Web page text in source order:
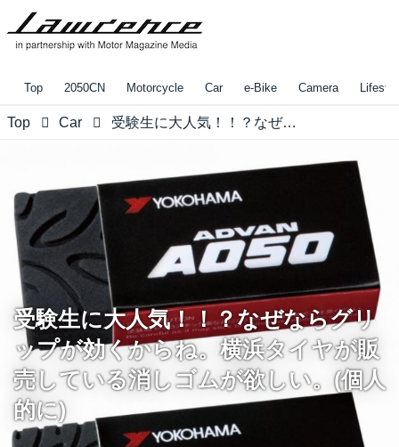
Top 2050CN Motorcycle Car e-Bike Camera
Top Car 受験生に大人気！！？なぜならグリップが効くからね。横浜タイヤが販売している消しゴムが欲しい。(個人的に)
受験生に大人気！！？なぜならグリ
ップが効くからね。横浜タイヤが販
売している消しゴムが欲しい。(個人
的に)